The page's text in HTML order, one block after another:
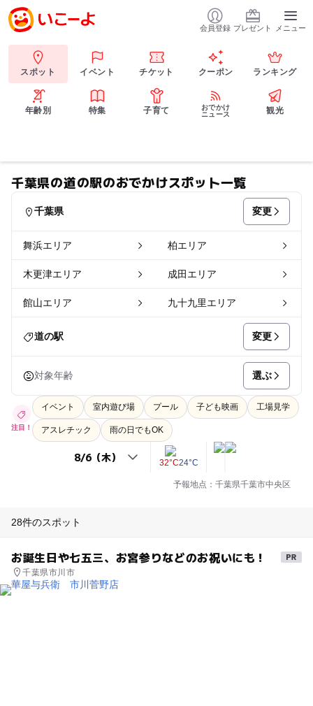
会員登録 プレゼント メニュー
スポット イベント チケット クーポン ランキング
年齢別 特集 子育て
おでかけ
ニュース
観光
千葉県の道の駅のおでかけスポット一覧
千葉県 変更
舞浜エリア 柏エリア
木更津エリア 成田エリア
館山エリア 九十九里エリア
道の駅 変更
対象年齢 選ぶ
注目！
イベント 室内遊び場 プール 子ども映画 工場見学
アスレチック 雨の日でもOK
32°C24°C
予報地点：千葉県千葉市中央区
28件のスポット
お誕生日や七五三、お宮参りなどのお祝いにも！
千葉県市川市